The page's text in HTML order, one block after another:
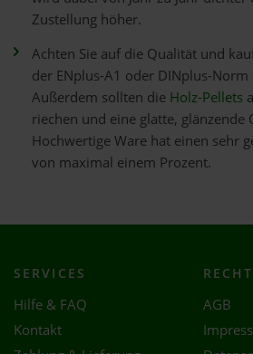
Zustellung höher.
Achten Sie auf die Qualität und
der ENplus-A1 oder DINplus-Norm
Außerdem sollten die Holz-Pellets
riechen und eine glatte, glänzende
Hochwertige Ware hat einen sehr
von maximal einem Prozent.
SERVICES
Hilfe & FAQ
Kontakt
AGB